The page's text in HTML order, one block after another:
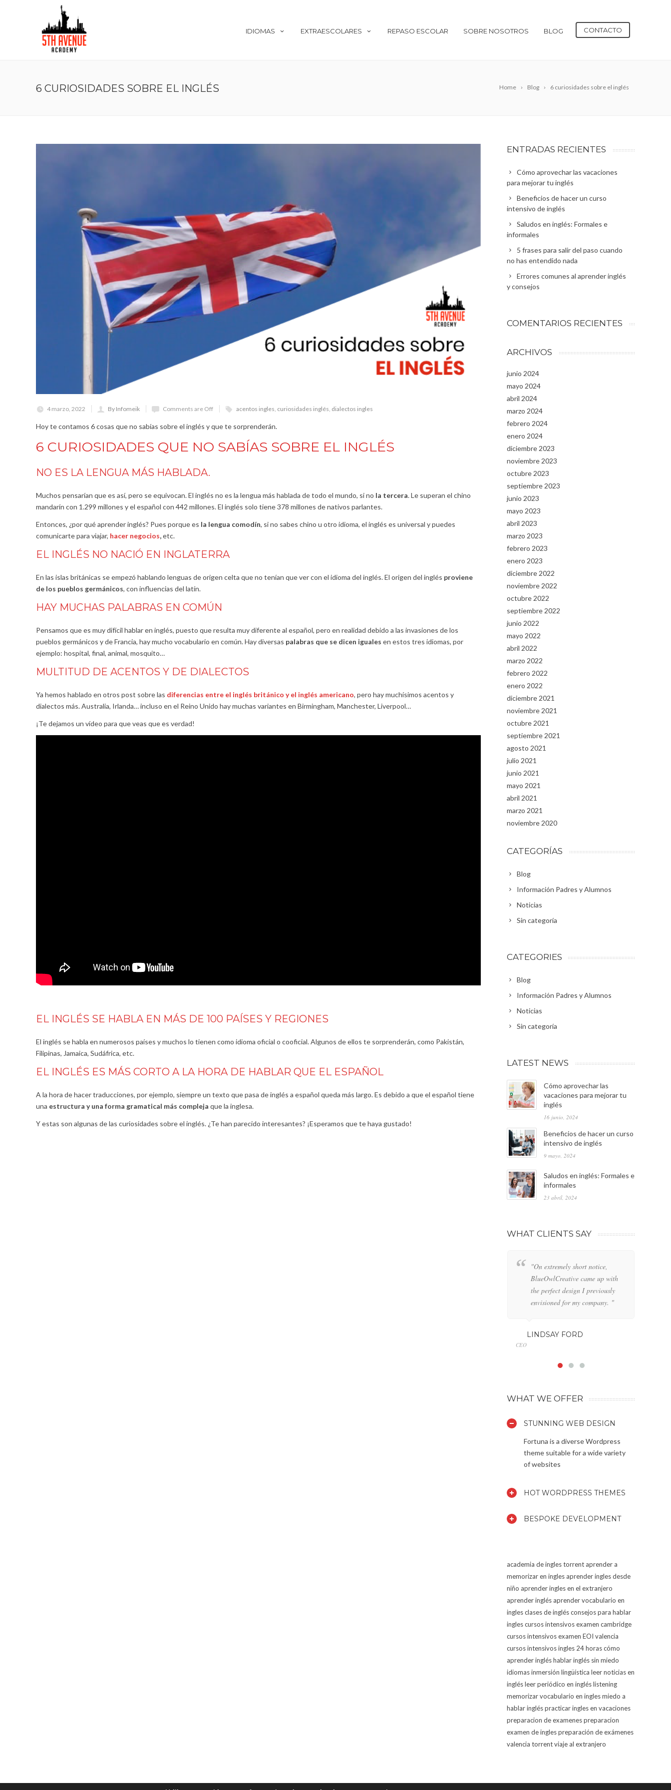
IDIOMAS EXTRAESCOLARES REPASO ESCOLAR SOBRE NOSOTROS BLOG CONTACTO
Home Blog 6 curiosidades sobre el inglés
6 CURIOSIDADES SOBRE EL INGLÉS
4 marzo, 2022 By Infomeik Comments are Off acentos ingles curiosidades inglés dialectos ingles
Hoy te contamos 6 cosas que no sabías sobre el inglés y que te sorprenderán.
6 CURIOSIDADES QUE NO SABÍAS SOBRE EL INGLÉS
NO ES LA LENGUA MÁS HABLADA.
Muchos pensarían que es así, pero se equivocan. El inglés no es la lengua más hablada de todo el mundo, si no la tercera. Le superan el chino
mandarín con 1.299 millones y el español con 442 millones. El inglés solo tiene 378 millones de nativos parlantes.
Entonces, ¿por qué aprender inglés? Pues porque es la lengua comodín, si no sabes chino u otro idioma, el inglés es universal y puedes
comunicarte para viajar, hacer negocios,etc.
EL INGLÉS NO NACIÓ EN INGLATERRA
En las islas británicas se empezó hablando lenguas de origen celta que no tenían que ver con el idioma del inglés. El origen del inglés proviene
de los pueblos germánicos, con influencias del latín.
HAY MUCHAS PALABRAS EN COMÚN
Pensamos que es muy difícil hablar en inglés, puesto que resulta muy diferente al español, pero en realidad debido a las invasiones de los
pueblos germánicos y de Francia, hay mucho vocabulario en común. Hay diversas palabras que se dicen iguales en estos tres idiomas, por
ejemplo: hospital, final, animal, mosquito…
MULTITUD DE ACENTOS Y DE DIALECTOS
Ya hemos hablado en otros post sobre las diferencias entre el inglés británico y el inglés americano, pero hay muchísimos acentos y
dialectos más. Australia, Irlanda… incluso en el Reino Unido hay muchas variantes en Birmingham, Manchester, Liverpool…
¡Te dejamos un vídeo para que veas que es verdad!
EL INGLÉS SE HABLA EN MÁS DE 100 PAÍSES Y REGIONES
El inglés se habla en numerosos países y muchos lo tienen como idioma oficial o cooficial. Algunos de ellos te sorprenderán, como Pakistán,
Filipinas, Jamaica, Sudáfrica, etc.
EL INGLÉS ES MÁS CORTO A LA HORA DE HABLAR QUE EL ESPAÑOL
A la hora de hacer traducciones, por ejemplo, siempre un texto que pasa de inglés a español queda más largo. Es debido a que el español tiene
una estructura y una forma gramatical más compleja que la inglesa.
Y estas son algunas de las curiosidades sobre el inglés. ¿Te han parecido interesantes? ¡Esperamos que te haya gustado!
ENTRADAS RECIENTES
Cómo aprovechar las vacaciones
para mejorar tu inglés
Beneficios de hacer un curso
intensivo de inglés
Saludos en inglés: Formales e
informales
5 frases para salir del paso cuando
no has entendido nada
Errores comunes al aprender inglés
y consejos
COMENTARIOS RECIENTES
ARCHIVOS
junio 2024
mayo 2024
abril 2024
marzo 2024
febrero 2024
enero 2024
diciembre 2023
noviembre 2023
octubre 2023
septiembre 2023
junio 2023
mayo 2023
abril 2023
marzo 2023
febrero 2023
enero 2023
diciembre 2022
noviembre 2022
octubre 2022
septiembre 2022
junio 2022
mayo 2022
abril 2022
marzo 2022
febrero 2022
enero 2022
diciembre 2021
noviembre 2021
octubre 2021
septiembre 2021
agosto 2021
julio 2021
junio 2021
mayo 2021
abril 2021
marzo 2021
noviembre 2020
CATEGORÍAS
Blog
Información Padres y Alumnos
Noticias
Sin categoría
CATEGORIES
Blog
Información Padres y Alumnos
Noticias
Sin categoría
LATEST NEWS
Cómo aprovechar las
vacaciones para mejorar tu
inglés
16 junio, 2024
Beneficios de hacer un curso
intensivo de inglés
9 mayo, 2024
Saludos en inglés: Formales e
informales
23 abril, 2024
WHAT CLIENTS SAY
"On extremely short notice,
BlueOwlCreative came up with
the perfect design I previously
envisioned for my company. "
LINDSAY FORD
CEO
WHAT WE OFFER
STUNNING WEB DESIGN
Fortuna is a diverse Wordpress
theme suitable for a wide variety
of websites
HOT WORDPRESS THEMES
BESPOKE DEVELOPMENT
academia de ingles torrent aprender a
memorizar en ingles aprender ingles desde
niño aprender ingles en el extranjero
aprender inglés aprender vocabulario en
inglesclases de inglésconsejos para hablar
inglescursos intensivos examen cambridge
cursos intensivos examen EOI valencia
cursos intensivos ingles 24 horascómo
aprender ingléshablar inglés sin miedo
idiomasinmersión lingüística leer noticias en
inglésleer periódico en ingléslistening
memorizar vocabulario en inglesmiedo a
hablar ingléspracticar ingles en vacaciones
preparacion de examenespreparacion
examen de inglespreparación de exámenes
valencia torrentviaje al extranjero